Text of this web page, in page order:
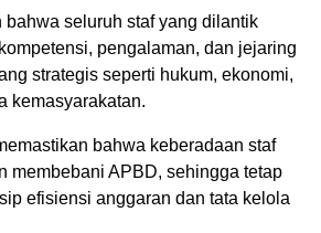
bahwa seluruh staf yang dilantik
pengalaman, dan jejaring
strategis seperti hukum, ekonomi,
kemasyarakatan.
bahwa keberadaan staf
membebani APBD, sehingga tetap
efisiensi anggaran dan tata kelola